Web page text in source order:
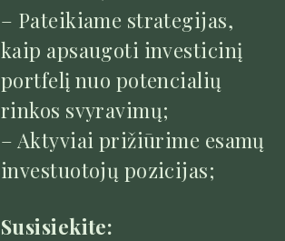
– Pateikiame strategijas,
kaip apsaugoti investicinį
portfelį nuo potencialių
rinkos svyravimų;
– Aktyviai prižiūrime esamų
investuotojų pozicijas;
Susisiekite: